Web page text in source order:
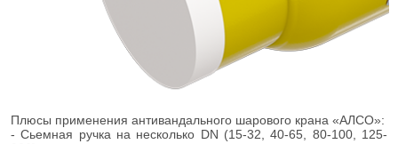
Плюсы применения антивандального шарового крана «АЛСО»:
- Сьемная ручка на несколько DN (15-32, 40-65, 80-100, 125-